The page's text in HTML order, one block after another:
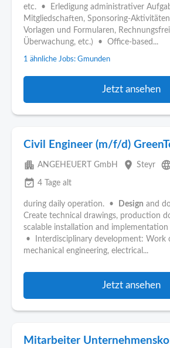
etc. • Erledigung administrativer
Mitgliedschaften, Sponsoring-
Vorlagen und Formularen,
Überwachung, etc.) • Office-based...
1 ähnliche Jobs: Gmunden
Jetzt ansehen
Civil Engineer (m/f/d)
apartment ANGEHEUERT GmbH place Steyr
event_available 4 Tage alt
during daily operation. • Design and
Create technical drawings, production
scalable installation and implementation
• Interdisciplinary development: Work
mechanical engineering, electrical...
Jetzt ansehen
Mitarbeiter